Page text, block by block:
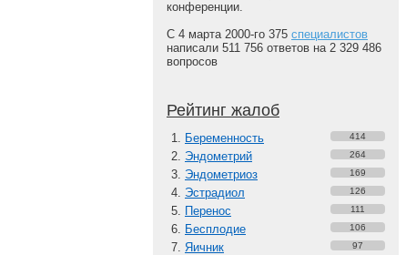
конференции.
С 4 марта 2000-го 375 специалистов
написали 511 756 ответов на 2 329 486
вопросов
Рейтинг жалоб
Беременность 414
Эндометрий 264
Эндометриоз 169
Эстрадиол 126
Перенос 111
Бесплодие 106
Яичник 97